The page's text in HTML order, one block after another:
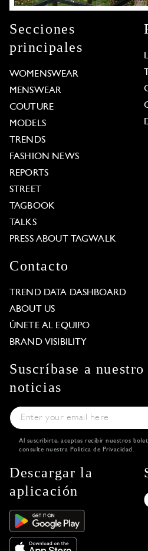
Secciones
principales
WOMENSWEAR
MENSWEAR
COUTURE
MODELS
TRENDS
FASHION NEWS
REPORTS
STREET
TAGBOOK
TALKS
PRESS ABOUT TAGWALK
Contacto
TREND DATA DASHBOARD
ABOUT US
ÚNETE AL EQUIPO
BRAND VISIBILITY
Suscríbase a
noticias
Al suscribirte, aceptas recibir nuestros
consulte nuestra Política de Privacidad .
Descargar la
aplicación